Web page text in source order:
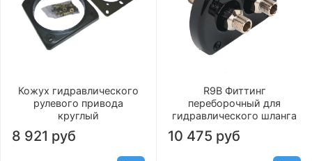
Кожух гидравлического
рулевого привода
круглый
8 921 руб
R9B Фиттинг
переборочный для
гидравлического шланга
10 475 руб